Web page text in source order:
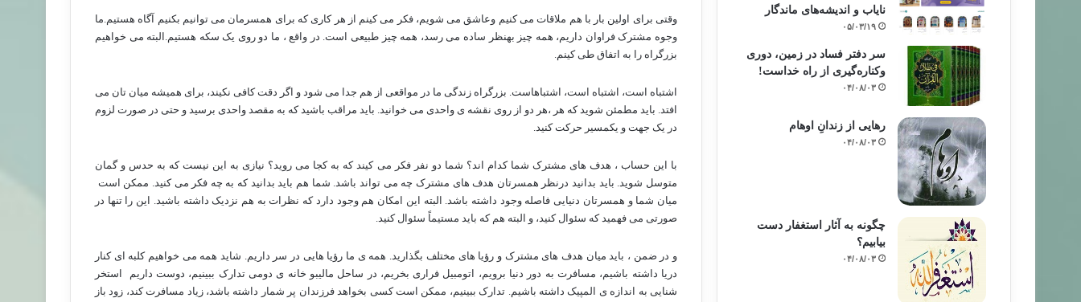
وقتی برای اولین بار با هم ملاقات می کنیم وعاشق می شویم، فکر می کینم از هر کاری که برای همسرمان می توانیم بکنیم آگاه هستیم.ما
وجوه مشترک فراوان داریم، همه چیز بهنظر ساده می رسد، همه چیز طبیعی است. در واقع ، ما دو روی یک سکه هستیم.البته می خواهیم
بزرگراه را به اتفاق طی کینم.
اشتباه است، اشتباه است، اشتباهاست. بزرگراه زندگی ما در مواقعی از هم جدا می شود و اگر دقت کافی نکیند، برای همیشه میان تان می
افتد. باید مطمئن شوید که هر ،هر دو از روی نقشه ی واحدی می خوانید. باید مراقب باشید که به مقصد واحدی برسید و حتی در صورت لزوم
در یک جهت و یکمسیر حرکت کنید.
با این حساب ، هدف های مشترک شما کدام اند؟ شما دو نفر فکر می کیند که به کجا می روید؟ نیازی به این نیست که به حدس و گمان
متوسل شوید. باید بدانید درنظر همسرتان هدف های مشترک چه می تواند باشد. شما هم باید بدانید که به چه فکر می کنید. ممکن است
میان شما و همسرتان دنیایی فاصله وجود داشته باشد. البته این امکان هم وجود دارد که نظرات به هم نزدیک داشته باشید. این را تنها در
صورتی می فهمید که سئوال کنید، و البته هم که باید مستیماً سئوال کنید.
و در ضمن ، باید میان هدف های مشترک و رؤیا های مختلف بگذارید. همه ی ما رؤیا هایی در سر داریم. شاید همه می خواهیم کلبه ای کنار
دریا داشته باشیم، مسافرت به دور دنیا برویم، اتومبیل فراری بخریم، در ساحل مالیبو خانه ی دومی تدارک ببینیم، دوست داریم
استخر
شنایی به اندازه ی المپیک داشته باشیم. تدارک ببینیم، ممکن است کسی بخواهد فرزندان پر شمار داشته باشد، زیاد مسافرت کند، زود باز
نایاب و اندیشه‌های ماندگار
۰۵/۰۳/۱۹
سر دفتر فساد در زمین‌، دوری
وکناره‌گیری از راه خداست‌!
۰۴/۰۸/۰۳
رهایی از زندانِ اوهام
۰۴/۰۸/۰۳
چگونه به آثار استغفار دست
بیابیم؟
۰۴/۰۸/۰۳